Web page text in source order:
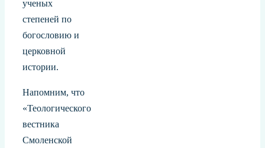
ученых
степеней по
богословию и
церковной
истории.
Напомним, что
«Теологического
вестника
Смоленской